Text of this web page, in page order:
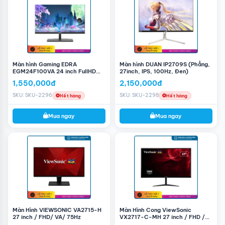
Bảo vệ mắt hiệu quả
Thử nghiệm lâm sàng được tiến hành bởi khoa Mắt, đại
học Quốc gia Seoul. So sánh với TV màn hình phẳng, kết
quả cho thấy người dùng giảm mỏi mắt khi xem màn
cường trải nghiệm xem bằng cách giảm lượng ánh sáng
Màn hình Gaming EDRA
EGM24F100VA 24 inch FullHD
1,550,000đ
SKU: SKU-2296 Hết hàng
Mua ngay
Màn hình DUAN IP2709S (Phẳng,
27inch, IPS, 100Hz, Đen)
2,150,000đ
SKU: SKU-2298 Hết hàng
Mua ngay
Màn Hình VIEWSONIC VA2715-H
27 inch / FHD/ VA/ 75Hz
Màn Hình Cong ViewSonic
VX2717-C-MH 27 inch / FHD /